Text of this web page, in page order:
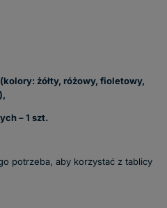
żółty, różowy, fioletowy,
– 1 szt.
potrzeba, aby korzystać z tablicy